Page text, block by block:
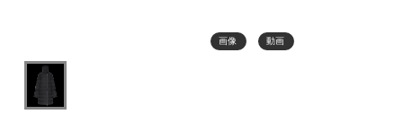
画像 動画